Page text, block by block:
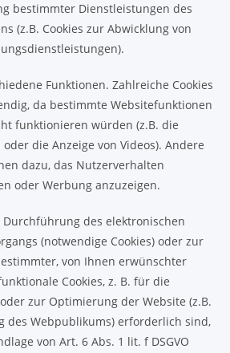
bestimmter Dienstleistungen des
(z.B. Cookies zur Abwicklung von
Funktionen. Zahlreiche Cookies
da bestimmte Websitefunktionen
funktionieren würden (z.B. die
die Anzeige von Videos). Andere
dazu, das Nutzerverhalten
oder Werbung anzuzeigen.
Durchführung des elektronischen
(notwendige Cookies) oder zur
von Ihnen erwünschter
Cookies, z. B. für die
zur Optimierung der Website (z.B.
des Webpublikums) erforderlich sind,
von Art. 6 Abs. 1 lit. f DSGVO